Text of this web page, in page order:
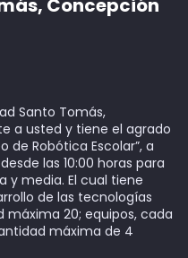
Concepción
Santo Tomás,
a usted y tiene el agrado
de Robótica Escolar”, a
las 10:00 horas para
y media. El cual tiene
de las tecnologías
20; equipos, cada
máxima de 4